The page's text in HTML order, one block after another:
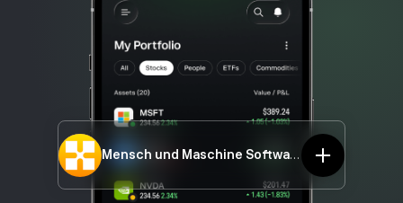
Mensch und Maschine Software SE MUM.DE